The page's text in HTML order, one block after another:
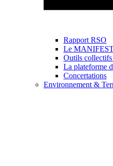
Rapport RSO
Le
Outils collectifs
La plateforme
Concertations
Environnement &